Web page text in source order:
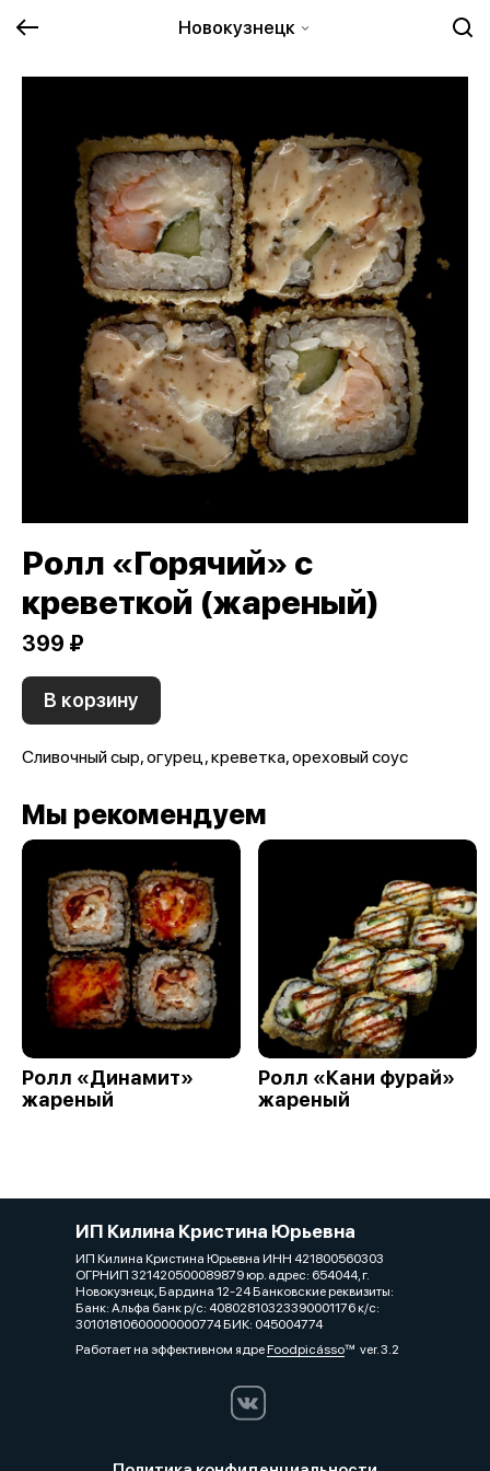
Новокузнецк
Ролл «Горячий» с
креветкой (жареный)
399 ₽
В корзину
Сливочный сыр, огурец, креветка, ореховый соус
Мы рекомендуем
Ролл «Динамит»
жареный
Ролл «Кани фурай»
жареный
ИП Килина Кристина Юрьевна
ИП Килина Кристина Юрьевна ИНН 421800560303
ОГРНИП 321420500089879 юр. адрес: 654044, г.
Новокузнецк, Бардина 12-24 Банковские реквизиты:
Банк: Альфа банк р/с: 40802810323390001176 к/с:
30101810600000000774 БИК: 045004774
Работает на эффективном ядреFoodpicássover. 3.2